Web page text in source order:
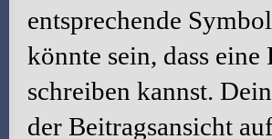
entsprechende
könnte sein, dass
schreiben kannst.
der Beitragsansicht